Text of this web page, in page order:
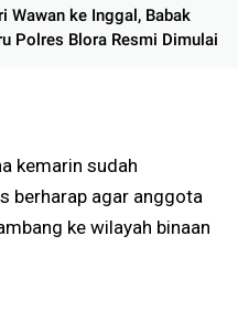
Wawan ke Inggal, Babak
Polres Blora Resmi Dimulai
kemarin sudah
berharap agar anggota
ke wilayah binaan